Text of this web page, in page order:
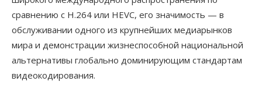
сравнению с H.264 или HEVC, его значимость — в
обслуживании одного из крупнейших медиарынков
мира и демонстрации жизнеспособной национальной
альтернативы глобально доминирующим стандартам
видеокодирования.